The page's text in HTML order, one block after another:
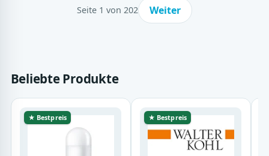
Seite 1 von 202 Weiter
Beliebte Produkte
★ Bestpreis ★ Bestpreis